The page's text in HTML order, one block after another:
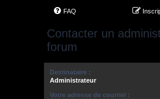
FAQ
Contacter un
forum
Destinataire :
Administrateur
Votre adresse de courriel :